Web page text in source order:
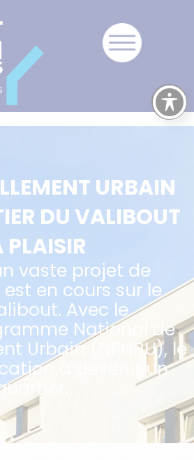
URBAIN
DU VALIBOUT
PLAISIR
vaste projet de
en cours sur le
Avec le
National de
Urbain (NPNRU), le
à devenir un